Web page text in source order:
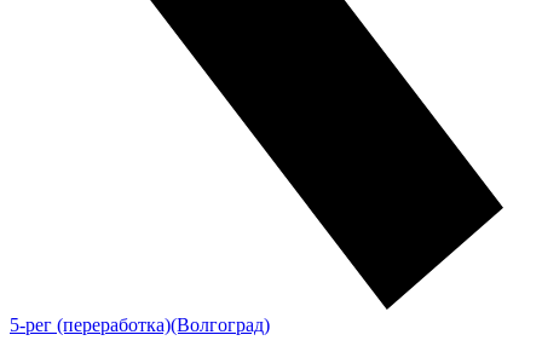
5-рег (переработка)(Волгоград)